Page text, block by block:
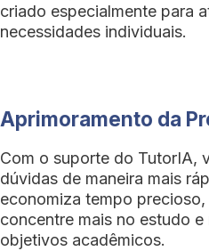
criado especialmente para
necessidades individuais.
Aprimoramento da
Com o suporte do TutorIA,
dúvidas de maneira mais
economiza tempo
concentre mais no estudo
objetivos acadêmicos.